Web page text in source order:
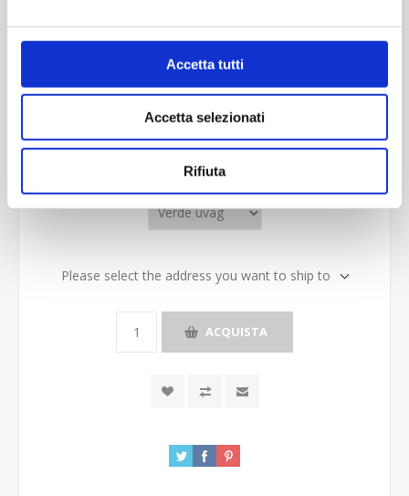
Accetta tutti
Accetta selezionati
Rifiuta
Altezza (mm):346
Quantità per imballo (ordine minimo 1 collo):12
Colore
Please select the address you want to ship to
ACQUISTA